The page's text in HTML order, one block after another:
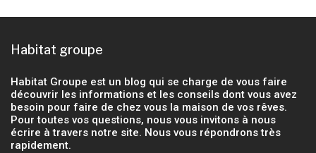
Habitat groupe
Habitat Groupe est un blog qui se charge de vous faire
découvrir les informations et les conseils dont vous avez
besoin pour faire de chez vous la maison de vos rêves.
Pour toutes vos questions, nous vous invitons à nous
écrire à travers notre site. Nous vous répondrons très
rapidement.